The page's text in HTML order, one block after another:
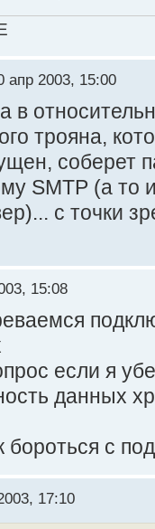
апр 2003, 15:00
в
трояна,
соберет
SMTP (а то
с точки
15:08
если я
данных
бороться с
17:10